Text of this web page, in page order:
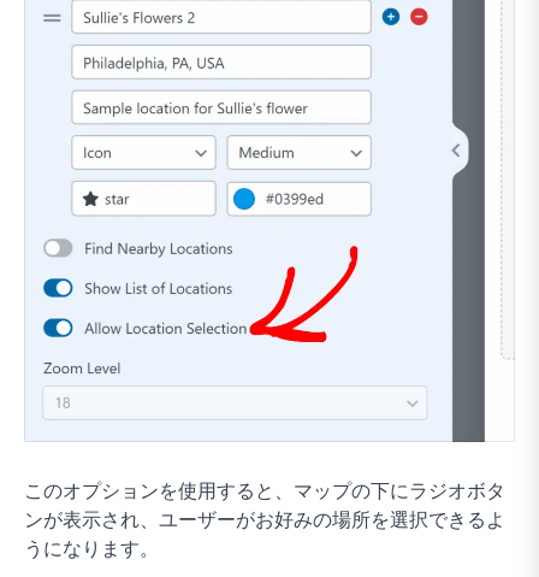
このオプションを使用すると、マップの下にラジオボタ
ンが表示され、ユーザーがお好みの場所を選択できるよ
うになります。